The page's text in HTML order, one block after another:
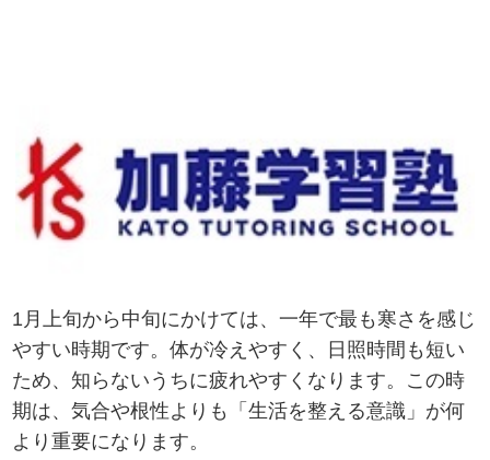
1月上旬から中旬にかけては、一年で最も寒さを感じ
やすい時期です。体が冷えやすく、日照時間も短い
ため、知らないうちに疲れやすくなります。この時
期は、気合や根性よりも「生活を整える意識」が何
より重要になります。